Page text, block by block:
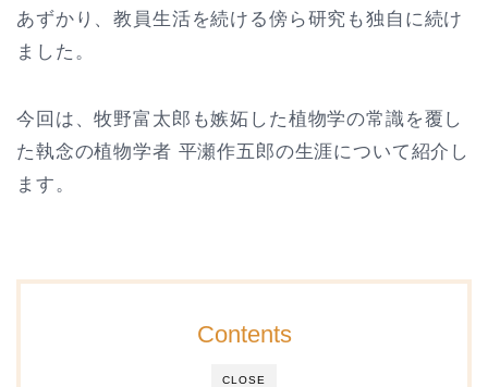
あずかり、教員生活を続ける傍ら研究も独自に続け
ました。
今回は、牧野富太郎も嫉妬した植物学の常識を覆し
た執念の植物学者 平瀬作五郎の生涯について紹介し
ます。
CLOSE
Contents